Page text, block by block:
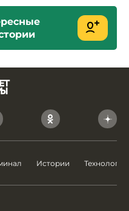
Истории Технологии